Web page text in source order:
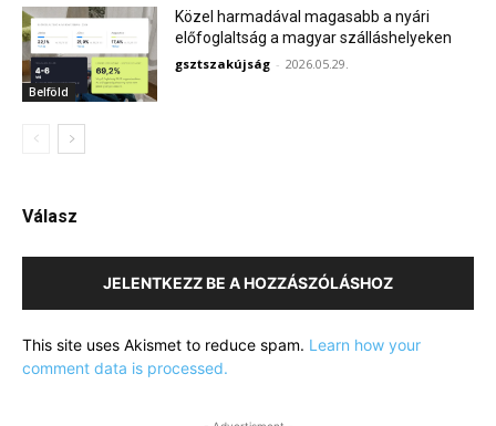
Belföld
Közel harmadával magasabb a nyári
előfoglaltság a magyar szálláshelyeken
gsztszakújság - 2026.05.29.
Válasz
JELENTKEZZ BE A HOZZÁSZÓLÁSHOZ
This site uses Akismet to reduce spam. Learn how your
comment data is processed.